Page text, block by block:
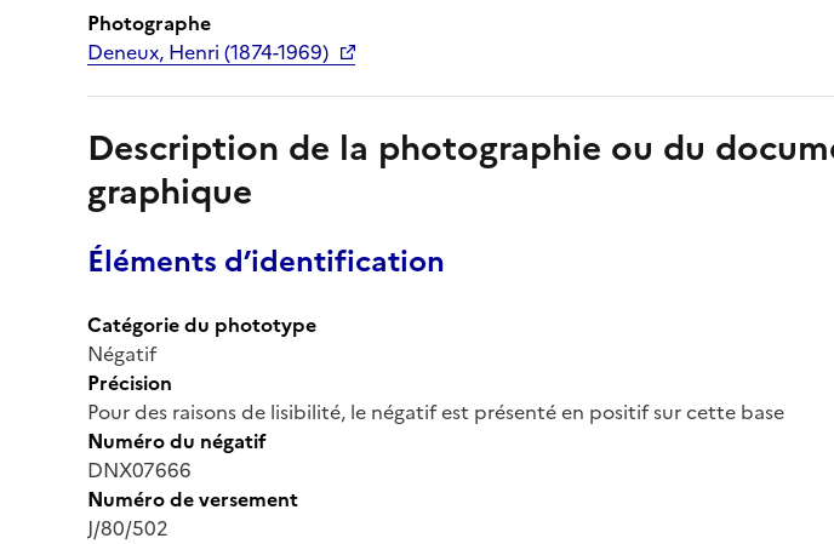
Photographe
Deneux, Henri (1874-1969)
Description de la photographie ou du
graphique
Éléments d’identification
Catégorie du phototype
Négatif
Précision
Pour des raisons de lisibilité, le négatif est présenté en positif sur cette base
Numéro du négatif
DNX07666
Numéro de versement
J/80/502